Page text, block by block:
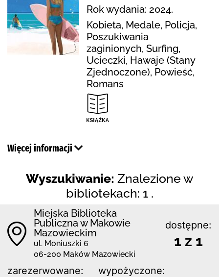
Rok wydania: 2024.
Kobieta, Medale, Policja,
Poszukiwania
zaginionych, Surfing,
Ucieczki, Hawaje (Stany
Zjednoczone), Powieść,
Romans
Więcej informacji
Wyszukiwanie: Znalezione w
bibliotekach: 1 .
Miejska Biblioteka
Publiczna w Makowie
Mazowieckim
ul. Moniuszki 6
06-200 Maków Mazowiecki
dostępne:
1 z 1
zarezerwowane: wypożyczone: